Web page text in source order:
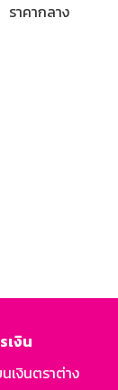
ราคากลาง
เงิน
เงินตราต่าง